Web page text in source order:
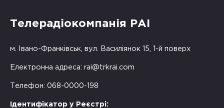
Телерадіокомпанія РАІ
м. Івано-Франківськ, вул. Василіянок 15, 1-й поверх
Електронна адреса: rai@trkrai.com
Телефон: 068-0000-198
Ідентифікатор у Реєстрі: